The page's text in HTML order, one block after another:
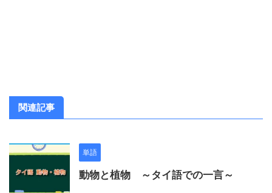
関連記事
単語
動物と植物 ～タイ語での一言～